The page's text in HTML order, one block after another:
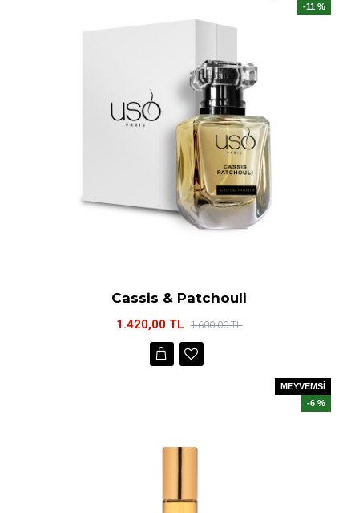
-11 %
Cassis & Patchouli
1.420,00 TL 1.600,00 TL
MEYVEMSİ
-6 %